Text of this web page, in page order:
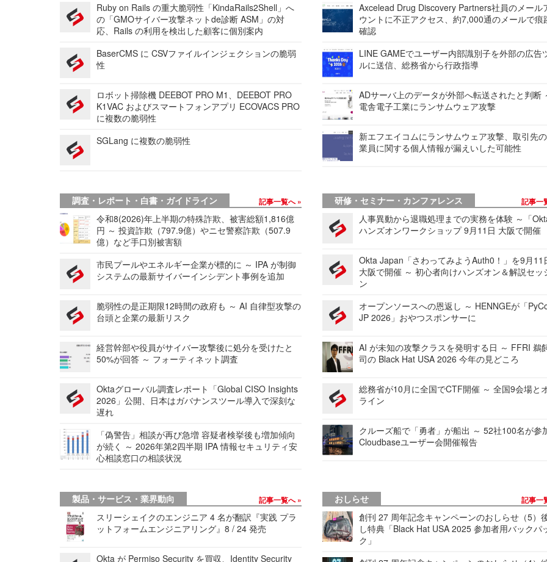
Ruby on Rails の重大脆弱性「KindaRails2Shell」へ
の「GMOサイバー攻撃ネットde診断 ASM」の対
応、Rails の利用を検出した顧客に個別案内
BaserCMS に CSVファイルインジェクションの脆弱
性
ロボット掃除機 DEEBOT PRO M1、DEEBOT PRO
K1VAC およびスマートフォンアプリ ECOVACS PRO
に複数の脆弱性
SGLang に複数の脆弱性
Axcelead Drug Discovery Partners社員のメール
ウントに不正アクセス、約7,000通のメールで痕
確認
LINE GAMEでユーザー内部識別子を外部の広告
ルに送信、総務省から行政指導
ADサーバ上のデータが外部へ転送されたと判断
電舎電子工業にランサムウェア攻撃
新エフエイコムにランサムウェア攻撃、取引先
業員に関する個人情報が漏えいした可能性
調査・レポート・白書・ガイドライン 記事一覧へ
令和8(2026)年上半期の特殊詐欺、被害総額1,816億
円 ～ 投資詐欺（797.9億）やニセ警察詐欺（507.9
億）など手口別被害額
市民プールやエネルギー企業が標的に ～ IPA が制御
システムの最新サイバーインシデント事例を追加
脆弱性の是正期限12時間の政府も ～ AI 自律型攻撃の
台頭と企業の最新リスク
経営幹部や役員がサイバー攻撃後に処分を受けたと
50%が回答 ～ フォーティネット調査
Oktaグローバル調査レポート「Global CISO Insights
2026」公開、日本はガバナンスツール導入で深刻な
遅れ
「偽警告」相談が再び急増 容疑者検挙後も増加傾向
が続く ～ 2026年第2四半期 IPA 情報セキュリティ安
心相談窓口の相談状況
研修・セミナー・カンファレンス 記事一
人事異動から退職処理までの実務を体験 ～「
ハンズオンワークショップ 9月11日 大阪で開催
Okta Japan「さわってみようAuth0！」を9月11
大阪で開催 ～ 初心者向けハンズオン＆解説セッ
ン
オープンソースへの恩返し ～ HENNGEが「
JP 2026」おやつスポンサーに
AI が未知の攻撃クラスを発明する日 ～ FFRI 鵜
司の Black Hat USA 2026 今年の見どころ
総務省が10月に全国でCTF開催 ～ 全国9会場と
ライン
クルーズ船で「勇者」が船出 ～ 52社100名が参
Cloudbaseユーザー会開催報告
製品・サービス・業界動向 記事一覧へ
スリーシェイクのエンジニア 4 名が翻訳『実践 プラ
ットフォームエンジニアリング』8 / 24 発売
Okta が Permiso Security を買収、Identity Security
おしらせ 記事一
創刊 27 周年記念キャンペーンのおしらせ（5）
し特典「Black Hat USA 2025 参加者用バックパ
ク」